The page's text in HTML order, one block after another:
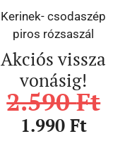
Kerinek- csodaszép
piros rózsaszál
Akciós vissza
vonásig!
2.590Ft
1.990 Ft